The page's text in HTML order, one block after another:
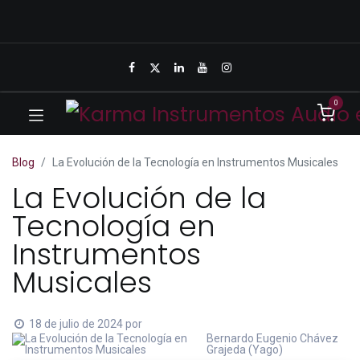
0
Blog La Evolución de la Tecnología en Instrumentos Musicales
La Evolución de la
Tecnología en
Instrumentos
Musicales
18 de julio de 2024por
Bernardo Eugenio Chávez
Grajeda (Yago)